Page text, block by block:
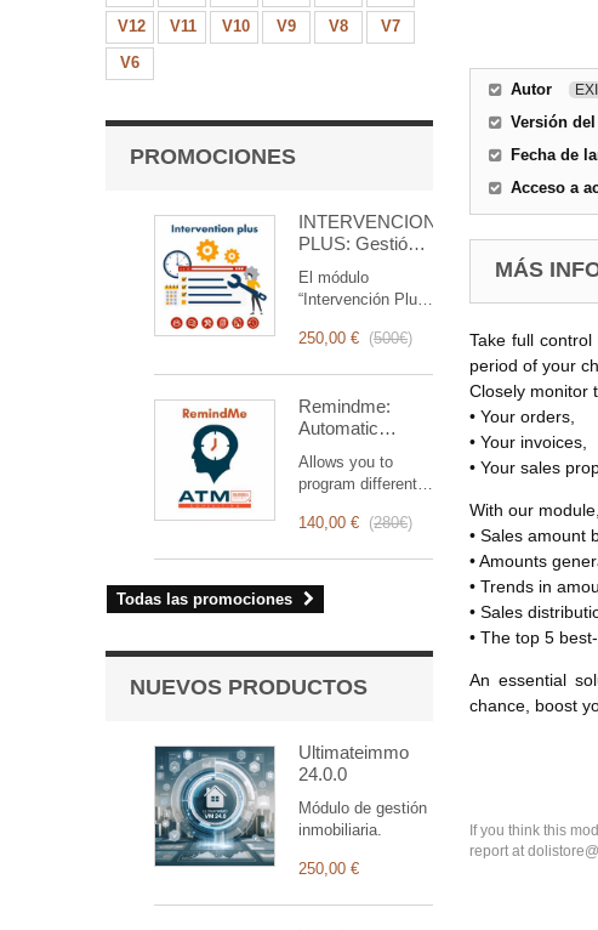
V12
V11 V10 V9 V8
V7
V6
PROMOCIONES
INTERVENCIÓN
PLUS: Gestión
Intervenciones
El módulo
“Intervención Plus”
revolucionaria que
de las
intervenciones,
desde la
planificación hasta
la facturación.
Diseñado para
comerciales,
ofrece un conjunto
completo de
garantizar un
transparente y
250,00 € (500€)
Remindme:
Automatic
event,
notification)
Allows you to
program different
based on a trigger.
140,00 € (280€)
Todas las promociones
NUEVOS PRODUCTOS
Ultimateimmo
24.0.0
Módulo de gestión
inmobiliaria.
250,00 €
Autor
Versión
Fecha de
Acceso a
MÁS
Take full
period of your
Closely monitor
• Your orders,
• Your invoices,
• Your sales
With our
• Sales amount
• Amounts
• Trends in
• Sales
• The top 5
An essential
chance, boost
If you think this
report at